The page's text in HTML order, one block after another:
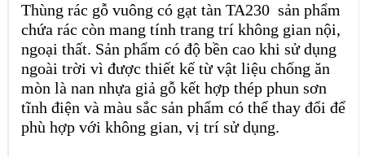
Thùng rác gỗ vuông có gạt tàn TA230 sản phẩm
chứa rác còn mang tính trang trí không gian nội,
ngoại thất. Sản phẩm có độ bền cao khi sử dụng
ngoài trời vì được thiết kế từ vật liệu chống ăn
mòn là nan nhựa giả gỗ kết hợp thép phun sơn
tĩnh điện và màu sắc sản phẩm có thể thay đổi để
phù hợp với không gian, vị trí sử dụng.